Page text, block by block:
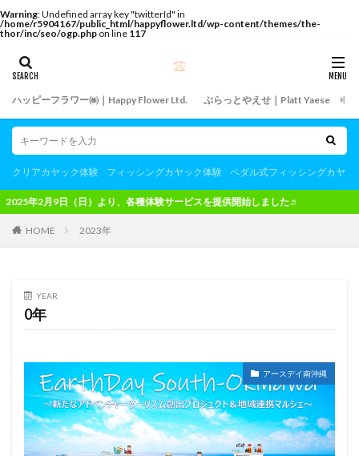
Warning: Undefined array key "twitterId" in
/home/r5904167/public_html/happyflower.ltd/wp-content/themes/the-
thor/inc/seo/ogp.php on line 117
ハッピーフラワー㈱｜Happy Flower Ltd. ぷらっとやえせ｜Platt Yaese
クリアカヤック体験 フィッシングカヤック体験 ペダル式フィッシングカヤッ
日）より、各種体験サービスを提供開始しました♬
HOME 2023年
YEAR
0年
アースデイ南沖縄